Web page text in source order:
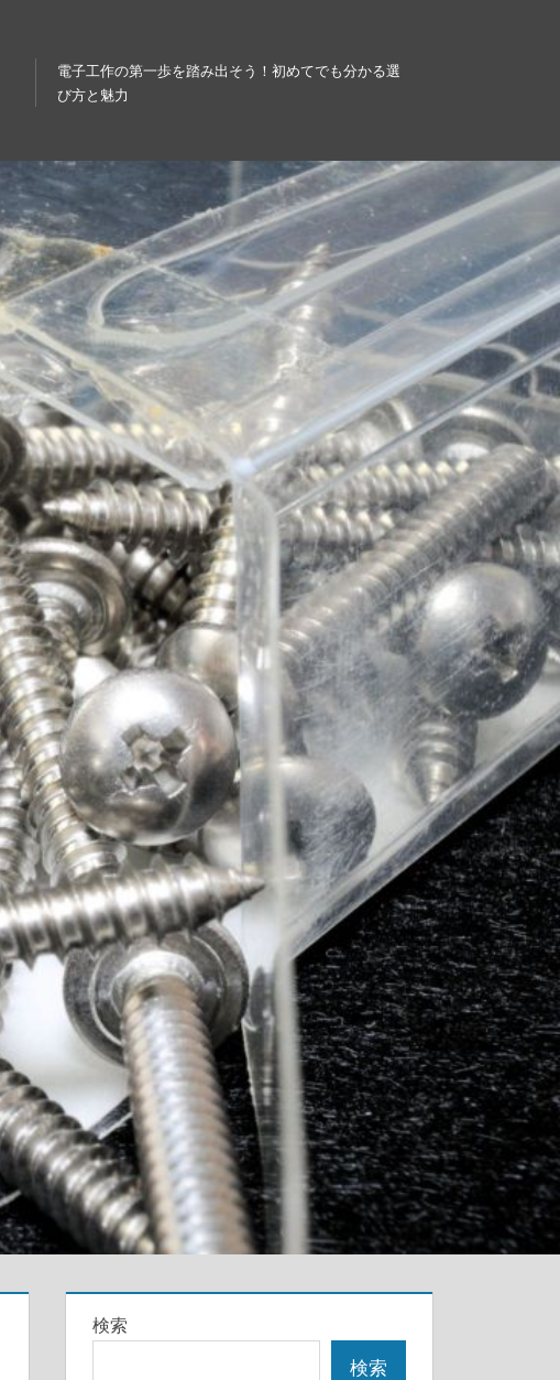
電子工作の第一歩を踏み出そう！初めてでも分かる選
び方と魅力
検索
検索